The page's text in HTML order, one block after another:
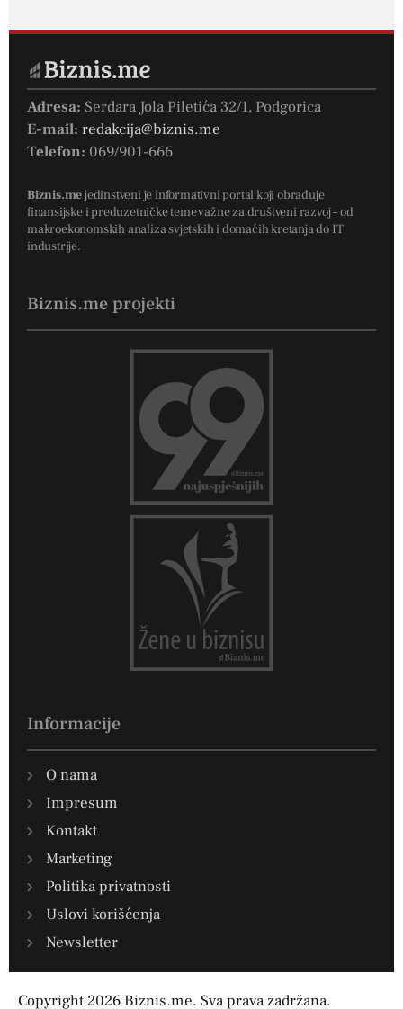
Adresa: Serdara Jola Piletića 32/1, Podgorica
E-mail: redakcija@biznis.me
Telefon: 069/901-666
Biznis.mejedinstveni je informativni portal koji obrađuje
finansijske i preduzetničke teme važne za društveni razvoj – od
makroekonomskih analiza svjetskih i domaćih kretanja do IT
industrije.
Biznis.me projekti
Informacije
O nama
Impresum
Kontakt
Marketing
Politika privatnosti
Uslovi korišćenja
Newsletter
Copyright 2026 Biznis.me. Sva prava zadržana.